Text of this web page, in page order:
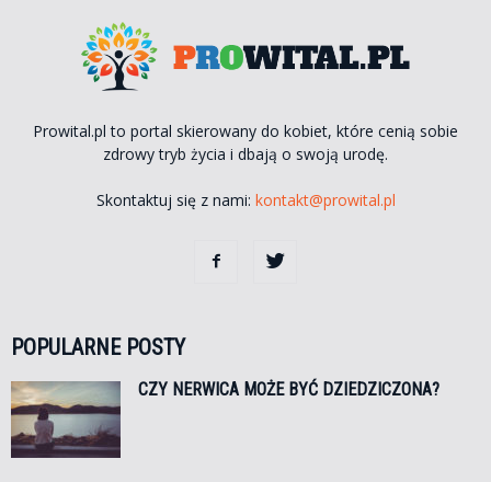
Prowital.pl to portal skierowany do kobiet, które cenią sobie
zdrowy tryb życia i dbają o swoją urodę.
Skontaktuj się z nami: kontakt@prowital.pl
POPULARNE POSTY
CZY NERWICA MOŻE BYĆ DZIEDZICZONA?